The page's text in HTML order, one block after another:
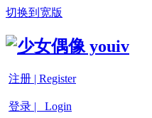
切换到宽版
注册 | Register
登录 | Login